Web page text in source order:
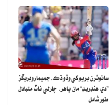
سائوٿرن بريو کي وڏو ڌڪ، جميما روڊريگز
”دي هنڊريڊ“ مان ٻاهر، چارلي ناٽ متبادل
طور شامل